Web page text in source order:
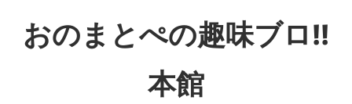
おのまとぺの趣味ブロ!!
本館